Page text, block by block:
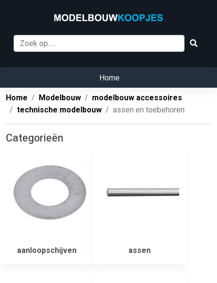
Home
Home Modelbouw
modelbouw accessoires
technische modelbouw
assen en toebehoren
Categorieën
aanloopschijven assen